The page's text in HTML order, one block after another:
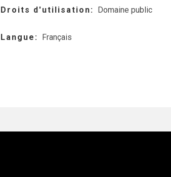
Droits d'utilisation Domaine public
Langue Français